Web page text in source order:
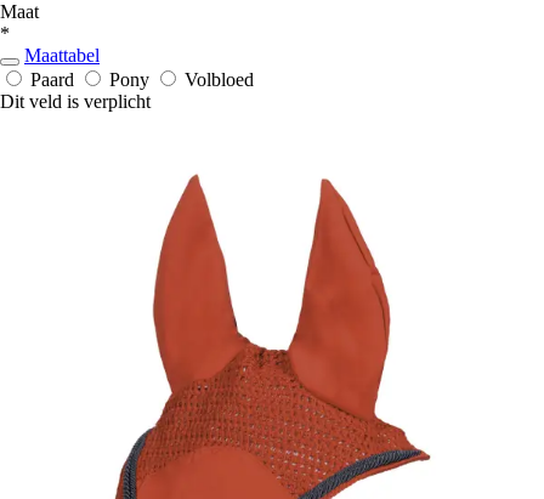
Maat
*
Maattabel
Paard
Pony
Volbloed
Dit veld is verplicht